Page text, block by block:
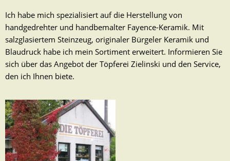
Ich habe mich spezialisiert auf die Herstellung von
handgedrehter und handbemalter Fayence-Keramik. Mit
salzglasiertem Steinzeug, originaler Bürgeler Keramik und
Blaudruck habe ich mein Sortiment erweitert. Informieren Sie
sich über das Angebot der Töpferei Zielinski und den Service,
den ich Ihnen biete.